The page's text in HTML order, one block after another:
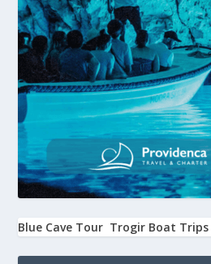
Blue Cave Tour Trogir Boat Trips